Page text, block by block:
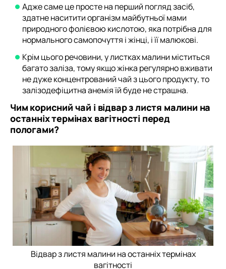
Адже саме це просте на перший погляд засіб,
здатне наситити організм майбутньої мами
природного фолієвою кислотою, яка потрібна для
нормального самопочуття і жінці, і її малюкові.
Крім цього речовини, у листках малини міститься
багато заліза, тому якщо жінка регулярно вживати
не дуже концентрований чай з цього продукту, то
залізодефіцитна анемія їй буде не страшна.
Чим корисний чай і відвар з листя малини на
останніх термінах вагітності перед
пологами?
Відвар з листя малини на останніх термінах
вагітності